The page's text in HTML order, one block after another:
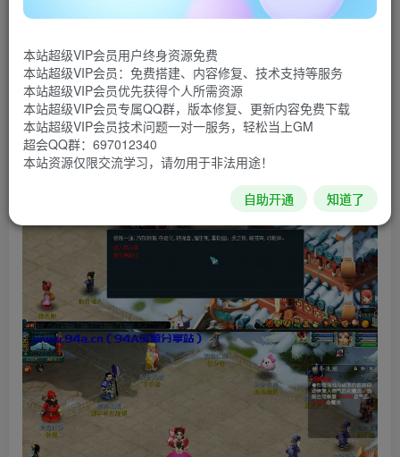
https://pan.baidu.com/s/1sEq769W9zQqYFKgeWDD7pg
提取码：acjv
复制这段内容后打开百度网盘手机App，操作更方便哦
本站超级VIP会员用户终身资源免费
本站超级VIP会员：免费搭建、内容修复、技术支持等服务
本站超级VIP会员优先获得个人所需资源
本站超级VIP会员专属QQ群，版本修复、更新内容免费下载
本站超级VIP会员技术问题一对一服务，轻松当上GM
超会QQ群：697012340
本站资源仅限交流学习，请勿用于非法用途！
自助开通 知道了